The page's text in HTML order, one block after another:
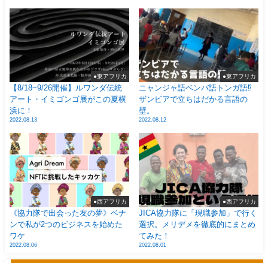
●東アフリカ
【8/18~9/26開催】ルワンダ伝統
アート・イミゴンゴ展がこの夏横
浜に！
2022.08.13
●東アフリカ
ニャンジャ語ベンバ語トンガ語⁉
ザンビアで立ちはだかる言語の
壁。
2022.08.12
●西アフリカ
《協力隊で出会った友の夢》ベナ
ンで私が2つのビジネスを始めた
ワケ
2022.08.06
●西アフリカ
JICA協力隊に「現職参加」で行く
選択。メリデメを徹底的にまとめ
てみた！
2022.08.01